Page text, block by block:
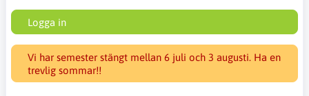
Logga in
Vi har semester stängt mellan 6 juli och 3 augusti. Ha en
trevlig sommar!!